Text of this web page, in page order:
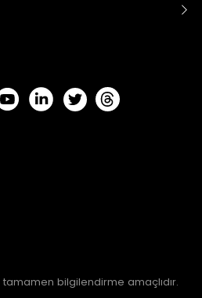
bilgilendirme amaçlıdır.